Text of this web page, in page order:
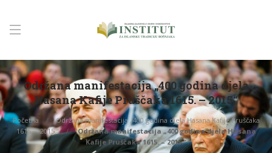
Održana manifestacija „400 godina djela
Hasana Kafije Pruščaka 1615. – 2015.“
Početna
Održana manifestacija „400 godina djela Hasana Kafije Pruščaka
1615. – 2015.“
Održana manifestacija „400 godina djela Hasana
Kafije Pruščaka 1615. – 2015.“